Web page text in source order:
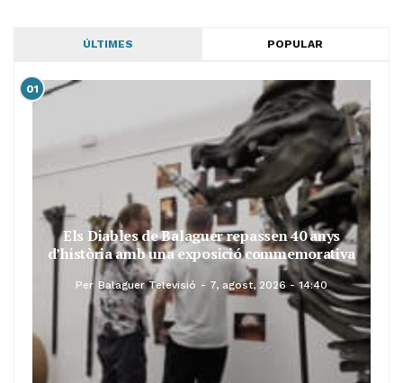
ÚLTIMES POPULAR
01
Els Diables de Balaguer repassen 40 anys
d’història amb una exposició commemorativa
Per Balaguer Televisió 7, agost, 2026 - 14:40